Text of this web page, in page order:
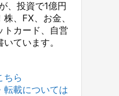
、投資で1億円
、FX、お金、
トカード、自営
ています。
ちら
転載については